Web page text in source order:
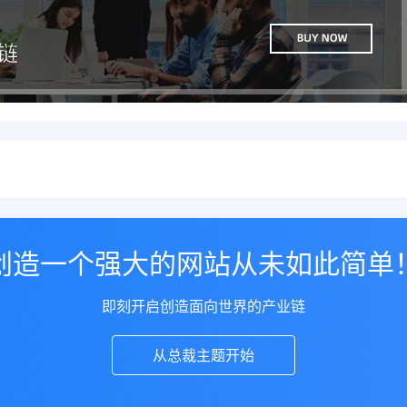
造一个强大的网站从未如此简单
即刻开启创造面向世界的产业链
从总裁主题开始